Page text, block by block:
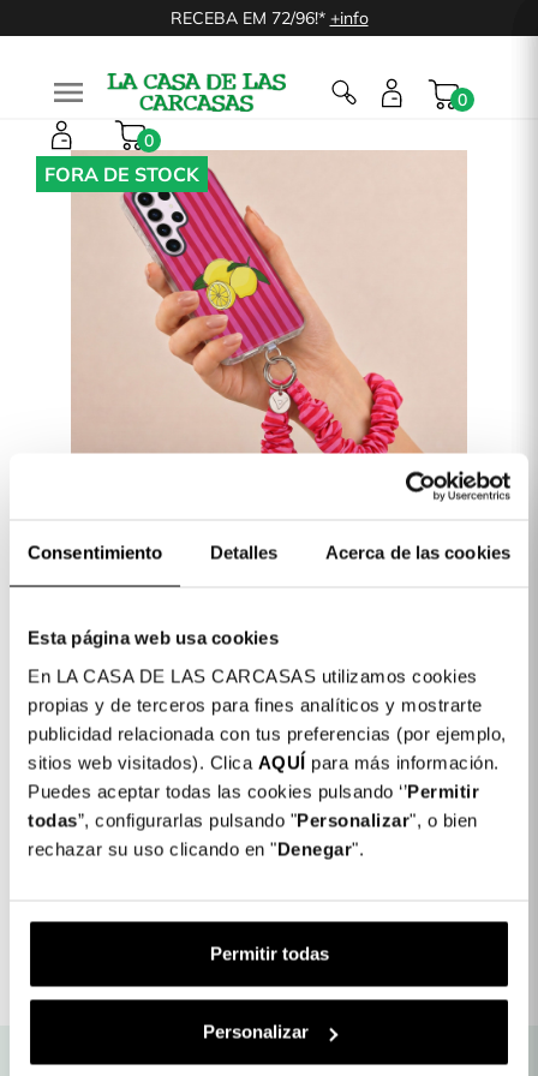
Consentimiento Detalles Acerca de las cookies
Esta página web usa cookies
En LA CASA DE LAS CARCASAS utilizamos cookies
propias y de terceros para fines analíticos y mostrarte
publicidad relacionada con tus preferencias (por ejemplo,
sitios web visitados). Clica AQUÍ para más información.
Puedes aceptar todas las cookies pulsando ‘’Permitir
todas”, configurarlas pulsando "Personalizar", o bien
rechazar su uso clicando en "Denegar".
Permitir todas
Personalizar
RECEBA EM 72/96!* +info

0
0
FORA DE STOCK
Detalhes do produto
Cor: Rosa
COLORES DISPONIBLES
Azul Rosa
Detalhes do produto
Produtos com Garantia